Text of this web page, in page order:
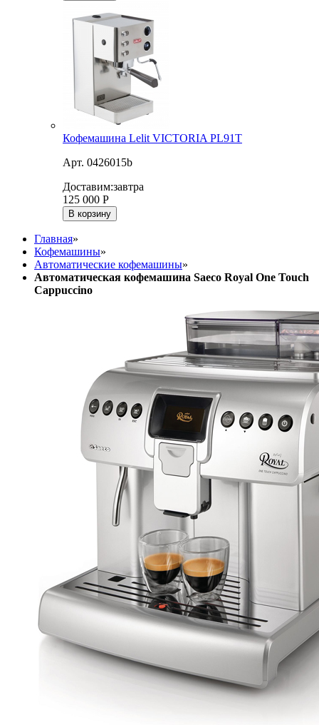
Кофемашина Lelit VICTORIA PL91T
Арт. 0426015b
Доставим:завтра
125 000 Р
В корзину
Главная»
Кофемашины»
Автоматические кофемашины»
Автоматическая кофемашина Saeco Royal One Touch
Cappuccino